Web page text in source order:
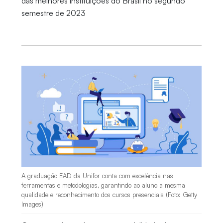
semestre de 2023
A graduação EAD da Unifor conta com excelência nas
ferramentas e metodologias, garantindo ao aluno a mesma
qualidade e reconhecimento dos cursos presenciais (Foto: Getty
Images)